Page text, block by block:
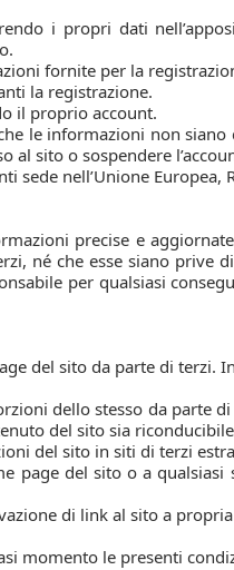
i propri dati
fornite per la
la registrazione.
il proprio account.
le informazioni non
sito o sospendere
sede nell’Unione
precise e
né che esse siano prive
per qualsiasi
del sito da parte di terzi.
dello stesso da parte
del sito sia
del sito in siti di terzi
page del sito o a
di link al sito a
momento le presenti